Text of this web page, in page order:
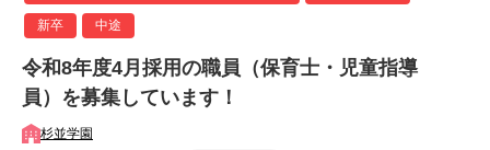
新卒 中途
令和8年度4月採用の職員（保育士・児童指導
員）を募集しています！
杉並学園